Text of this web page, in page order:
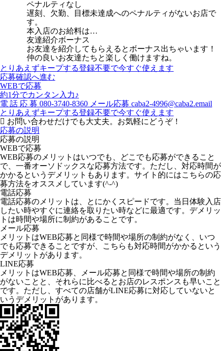
ペナルティなし
遅刻、欠勤、目標未達成へのペナルティがないお店で
す。
本入店のお給料は…
友達紹介ボーナス
お友達を紹介してもらえるとボーナス出ちゃいます！
仲の良いお友達たちと楽しく働けますね。
とりあえずキープする登録不要で今すぐ使えます
応募確認へ進む
WEBで応募
約1分でカンタン入力♪
電 話 応 募 080-3740-8360 メール応募 caba2-4996@caba2.email
とりあえずキープする登録不要で今すぐ使えます
お問い合わせだけでも大丈夫。お気軽にどうぞ！
応募の説明
応募の説明
WEBで応募
WEB応募のメリットはいつでも、どこでも応募ができること
で、一番オーソドックスな応募方法です。ただし、対応時間が
かかるというデメリットもあります。サイト的にはこちらの応
募方法をオススメしています(^-^)
電話応募
電話応募のメリットは、とにかくスピードです。当日体験入店
したい時やすぐに連絡を取りたい時などに最適です。デメリッ
トは時間や場所に制約があることです。
メール応募
メリットはWEB応募と同様で時間や場所の制約がなく、いつ
でも応募できることですが、こちらも対応時間がかかるという
デメリットがあります。
LINE応募
メリットはWEB応募、メール応募と同様で時間や場所の制約
がないことと、それらに比べるとお店のレスポンスも早いこと
です。ただし、すべての店舗がLINE応募に対応していないと
いうデメリットがあります。